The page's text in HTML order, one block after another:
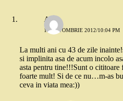
Alina
17 OCTOMBRIE 2012/10:04 PM
La multi ani cu 43 de zile
si implinita asa de acum incolo
asta pentru tine!!!Sunt o cititoare
foarte mult! Si de ce nu…m-as
ceva in viata mea:))